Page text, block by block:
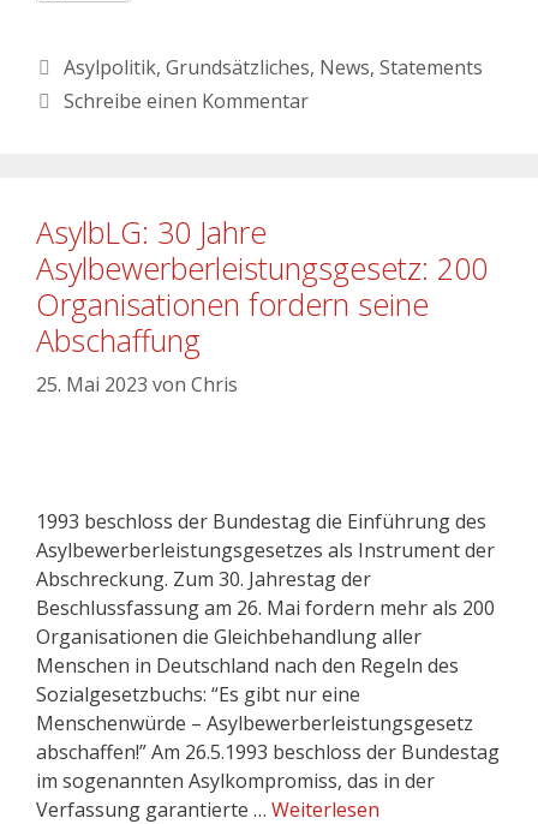
Asylpolitik, Grundsätzliches, News, Statements
Schreibe einen Kommentar
AsylbLG: 30 Jahre
Asylbewerberleistungsgesetz: 200
Organisationen fordern seine
Abschaffung
25. Mai 2023 von Chris
1993 beschloss der Bundestag die Einführung des
Asylbewerberleistungsgesetzes als Instrument der
Abschreckung. Zum 30. Jahrestag der
Beschlussfassung am 26. Mai fordern mehr als 200
Organisationen die Gleichbehandlung aller
Menschen in Deutschland nach den Regeln des
Sozialgesetzbuchs: “Es gibt nur eine
Menschenwürde – Asylbewerberleistungsgesetz
abschaffen!” Am 26.5.1993 beschloss der Bundestag
im sogenannten Asylkompromiss, das in der
Verfassung garantierte … Weiterlesen